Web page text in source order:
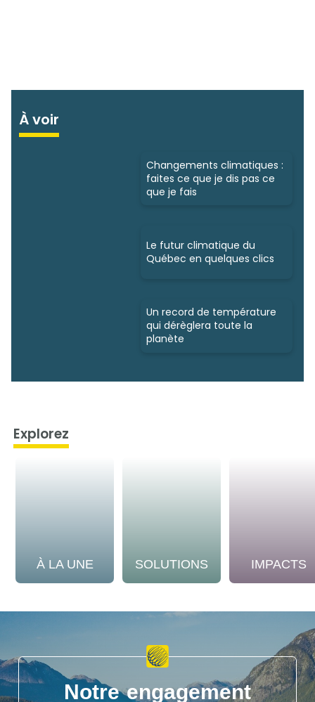
À voir
Changements climatiques :
faites ce que je dis pas ce
que je fais
Le futur climatique du
Québec en quelques clics
Un record de température
qui dérèglera toute la
planète
Explorez
À LA UNE SOLUTIONS IMPACTS
Notre engagement